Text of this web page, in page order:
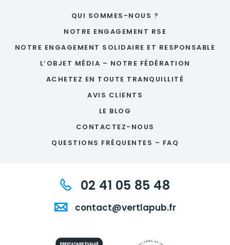
QUI SOMMES-NOUS ?
NOTRE ENGAGEMENT RSE
NOTRE ENGAGEMENT SOLIDAIRE ET RESPONSABLE
L’OBJET MÉDIA – NOTRE FÉDÉRATION
ACHETEZ EN TOUTE TRANQUILLITÉ
AVIS CLIENTS
LE BLOG
CONTACTEZ-NOUS
QUESTIONS FRÉQUENTES – FAQ
02 41 05 85 48
contact@vertlapub.fr